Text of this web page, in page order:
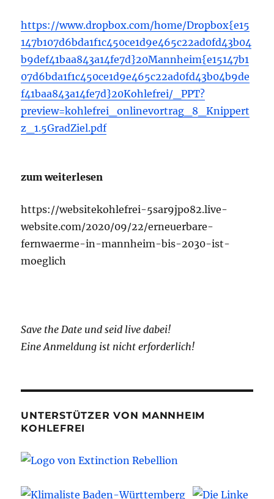
https://www.dropbox.com/home/Dropbox{e15
147b107d6bda1f1c450ce1d9e465c22ad0fd43b04
b9def41baa843a14fe7d}20Mannheim{e15147b1
07d6bda1f1c450ce1d9e465c22ad0fd43b04b9de
f41baa843a14fe7d}20Kohlefrei/_PPT?
preview=kohlefrei_onlinevortrag_8_Knippert
z_1.5GradZiel.pdf
zum weiterlesen
https://websitekohlefrei-5sar9jpo82.live-
website.com/2020/09/22/erneuerbare-
fernwaerme-in-mannheim-bis-2030-ist-
moeglich
Save the Date und seid live dabei!
Eine Anmeldung ist nicht erforderlich!
UNTERSTÜTZER VON MANNHEIM
KOHLEFREI